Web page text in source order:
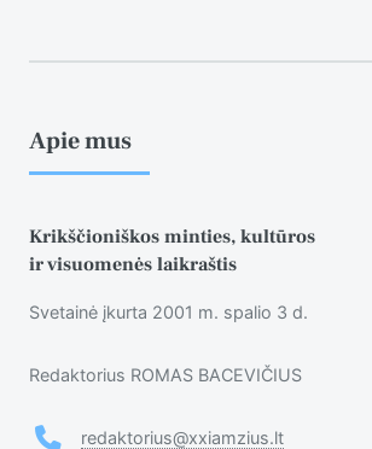
Apie mus
Krikščioniškos minties, kultūros
ir visuomenės laikraštis
Svetainė įkurta 2001 m. spalio 3 d.
Redaktorius ROMAS BACEVIČIUS
redaktorius@xxiamzius.lt